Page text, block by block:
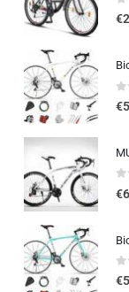
0
€
0
€
0
€
0
€